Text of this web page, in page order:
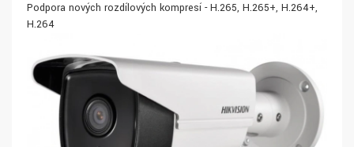
Podpora nových rozdílových kompresí - H.265, H.265+, H.264+,
H.264